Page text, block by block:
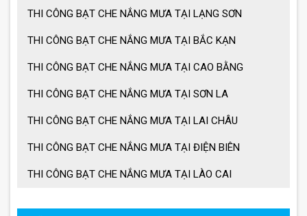
THI CÔNG BẠT CHE NẮNG MƯA TẠI LẠNG SƠN
THI CÔNG BẠT CHE NẮNG MƯA TẠI BẮC KẠN
THI CÔNG BẠT CHE NẮNG MƯA TẠI CAO BẰNG
THI CÔNG BẠT CHE NẮNG MƯA TẠI SƠN LA
THI CÔNG BẠT CHE NẮNG MƯA TẠI LAI CHÂU
THI CÔNG BẠT CHE NẮNG MƯA TẠI ĐIỆN BIÊN
THI CÔNG BẠT CHE NẮNG MƯA TẠI LÀO CAI